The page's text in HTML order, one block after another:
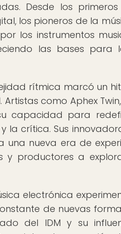
Desde los primeros
los pioneros de la
los instrumentos
las bases para
rítmica marcó un
como Aphex
capacidad para
crítica. Sus
nueva era de
y productores a
electrónica
de nuevas
del IDM y su